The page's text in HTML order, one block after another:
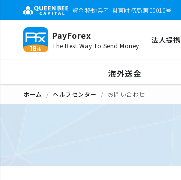
資金移動業者 関東財務局第00010号
PayForex
The Best Way To Send Money
法人提携
海外送金
ホーム ヘルプセンター お問い合わせ